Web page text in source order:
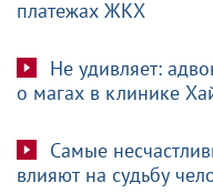
платежах ЖКХ
Не удивляет:
о магах в клинике
Самые
влияют на судьбу